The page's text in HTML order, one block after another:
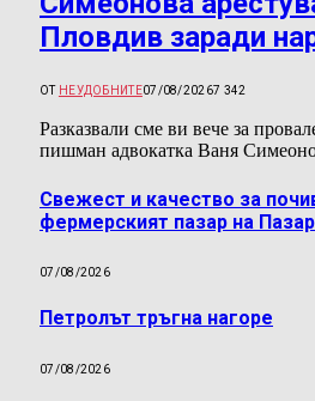
Пловдив заради
ОТ НЕУДОБНИТЕ07/08/20267 342
Разказвали сме ви вече за
пишман адвокатка Ваня
Свежест и качество за
фермерският пазар на
07/08/2026
Петролът тръгна нагоре
07/08/2026